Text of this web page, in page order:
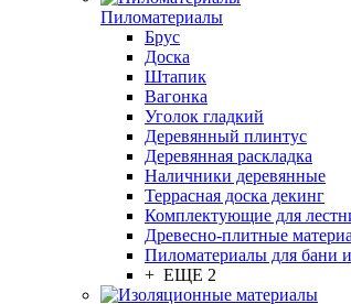
Пиломатериалы
Брус
Доска
Штапик
Вагонка
Уголок гладкий
Деревянный плинтус
Деревянная раскладка
Наличники деревянные
Террасная доска декинг
Комплектующие для
Древесно-плитные
Пиломатериалы для бани
+ ЕЩЕ 2